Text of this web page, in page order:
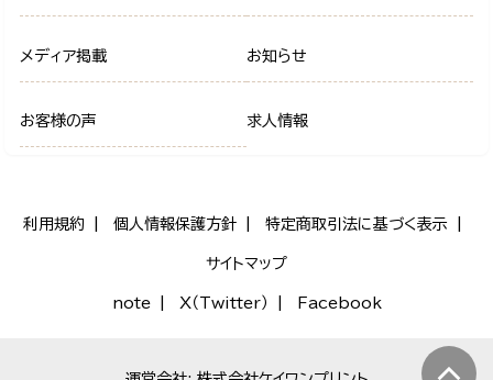
メディア掲載 お知らせ
お客様の声 求人情報
利用規約 個人情報保護方針 特定商取引法に基づく表示
サイトマップ
note X（Twitter） Facebook